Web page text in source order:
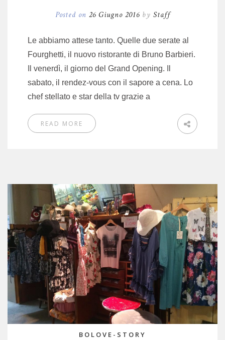
Posted on 26 Giugno 2016 by Staff
Le abbiamo attese tanto. Quelle due serate al
Fourghetti, il nuovo ristorante di Bruno Barbieri.
Il venerdì, il giorno del Grand Opening. Il
sabato, il rendez-vous con il sapore a cena. Lo
chef stellato e star della tv grazie a
READ MORE
BOLOVE-STORY